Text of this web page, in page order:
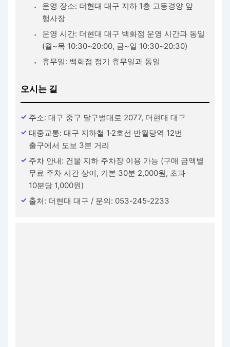
운영 장소: 더현대 대구 지하 1층 고동경양 앞
행사장
운영 시간: 더현대 대구 백화점 운영 시간과 동일
(월~목 10:30~20:00, 금~일 10:30~20:30)
휴무일: 백화점 정기 휴무일과 동일
오시는 길
주소: 대구 중구 달구벌대로 2077, 더현대 대구
대중교통: 대구 지하철 1·2호선 반월당역 12번
출구에서 도보 3분 거리
주차 안내: 건물 지하 주차장 이용 가능 (구매 금액별
무료 주차 시간 상이, 기본 30분 2,000원, 초과
10분당 1,000원)
출처: 더현대 대구 / 문의: 053-245-2233